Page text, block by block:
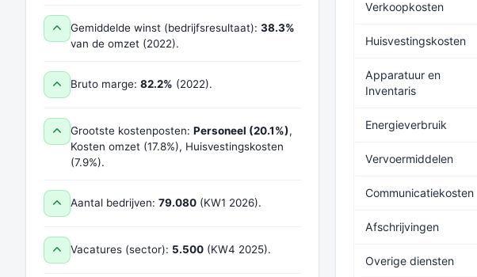
Gemiddelde winst (bedrijfsresultaat): 38.3%
van de omzet (2022).
Bruto marge: 82.2% (2022).
Grootste kostenposten: Personeel (20.1%),
Kosten omzet (17.8%), Huisvestingskosten
(7.9%).
Aantal bedrijven: 79.080 (KW1 2026).
Vacatures (sector): 5.500 (KW4 2025).
Verkoopkosten
Huisvestingskosten
Apparatuur en
Inventaris
Energieverbruik
Vervoermiddelen
Communicatiekosten
Afschrijvingen
Overige diensten